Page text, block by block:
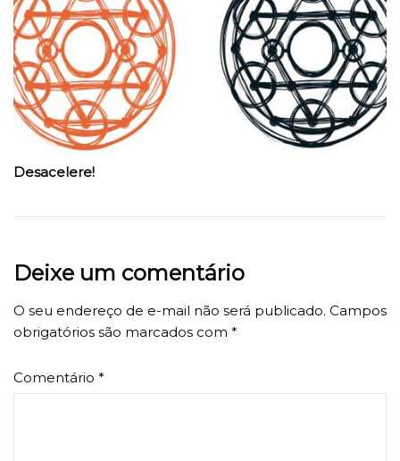
Desacelere!
Deixe um comentário
O seu endereço de e-mail não será publicado. Campos
obrigatórios são marcados com *
Comentário *